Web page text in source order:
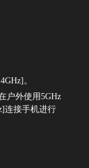
。
户外使用5GHz
连接手机进行